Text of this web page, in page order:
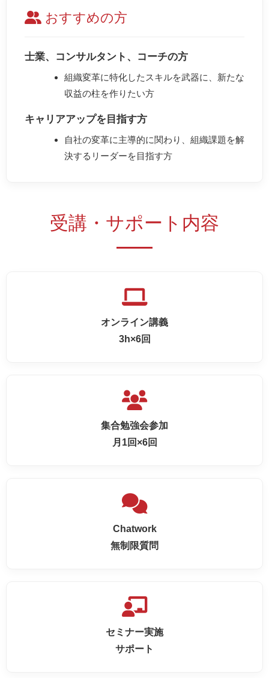
おすすめの方
士業、コンサルタント、コーチの方
組織変革に特化したスキルを武器に、新たな
収益の柱を作りたい方
キャリアアップを目指す方
自社の変革に主導的に関わり、組織課題を解
決するリーダーを目指す方
受講・サポート内容
オンライン講義
3h×6回
集合勉強会参加
月1回×6回
Chatwork
無制限質問
セミナー実施
サポート